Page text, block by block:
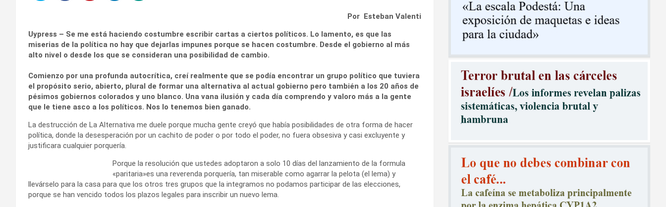
Por Esteban Valenti
Uypress – Se me está haciendo costumbre escribir cartas a ciertos políticos. Lo lamento, es que las
miserias de la política no hay que dejarlas impunes porque se hacen costumbre. Desde el gobierno al más
alto nivel o desde los que se consideran una posibilidad de cambio.
Comienzo por una profunda autocrítica, creí realmente que se podía encontrar un grupo político que tuviera
el propósito serio, abierto, plural de formar una alternativa al actual gobierno pero también a los 20 años de
pésimos gobiernos colorados y uno blanco. Una vana ilusión y cada día comprendo y valoro más a la gente
que le tiene asco a los políticos. Nos lo tenemos bien ganado.
La destrucción de La Alternativa me duele porque mucha gente creyó que había posibilidades de otra forma de hacer
política, donde la desesperación por un cachito de poder o por todo el poder, no fuera obsesiva y casi excluyente y
justificara cualquier porquería.
Porque la resolución que ustedes adoptaron a solo 10 días del lanzamiento de la formula
«paritaria»es una reverenda porquería, tan miserable como agarrar la pelota (el lema) y
llevárselo para la casa para que los otros tres grupos que la integramos no podamos participar de las elecciones,
porque se han vencido todos los plazos legales para inscribir un nuevo lema.